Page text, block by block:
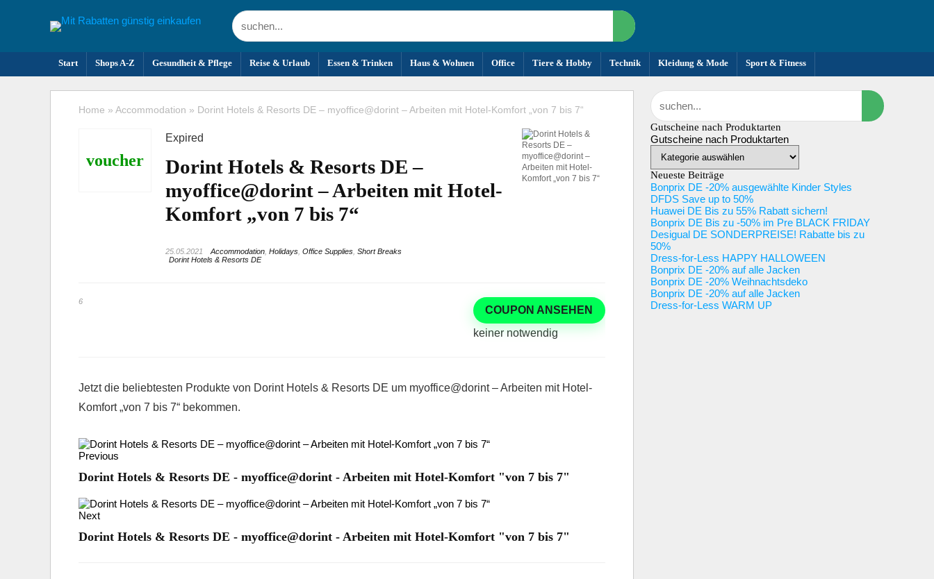
Start Shops A-Z Gesundheit & Pflege Reise & Urlaub Essen & Trinken Haus & Wohnen Office Tiere & Hobby Technik Kleidung & Mode Sport & Fitness
Home » Accommodation » Dorint Hotels & Resorts DE – myoffice@dorint – Arbeiten mit Hotel-Komfort „von 7 bis 7“
voucher
Expired
Dorint Hotels & Resorts DE –
myoffice@dorint – Arbeiten mit Hotel-
Komfort „von 7 bis 7“
25.05.2021 Accommodation Holidays Office Supplies Short Breaks
Dorint Hotels & Resorts DE
6
COUPON ANSEHEN
keiner notwendig
Jetzt die beliebtesten Produkte von Dorint Hotels & Resorts DE um myoffice@dorint – Arbeiten mit Hotel-
Komfort „von 7 bis 7“ bekommen.
Previous
Dorint Hotels & Resorts DE - myoffice@dorint - Arbeiten mit Hotel-Komfort "von 7 bis 7"
Next
Dorint Hotels & Resorts DE - myoffice@dorint - Arbeiten mit Hotel-Komfort "von 7 bis 7"
Gutscheine nach Produktarten
Gutscheine nach Produktarten
Neueste Beiträge
Bonprix DE -20% ausgewählte Kinder Styles
DFDS Save up to 50%
Huawei DE Bis zu 55% Rabatt sichern!
Bonprix DE Bis zu -50% im Pre BLACK FRIDAY
Desigual DE SONDERPREISE! Rabatte bis zu
50%
Dress-for-Less HAPPY HALLOWEEN
Bonprix DE -20% auf alle Jacken
Bonprix DE -20% Weihnachtsdeko
Bonprix DE -20% auf alle Jacken
Dress-for-Less WARM UP